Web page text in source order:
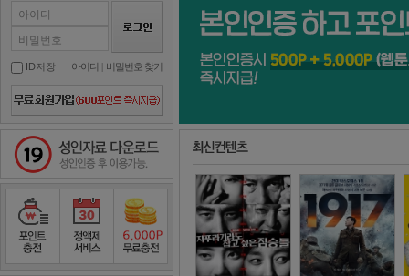
나쁜 녀석들
좀비
7 히트맨
9 넷플릭스
10 백두산
1 지푸라기
아이디
비밀번호
ID저장 아이디 | 비밀번호 찾기
포인트충전 정액제서비스포인트무료충전